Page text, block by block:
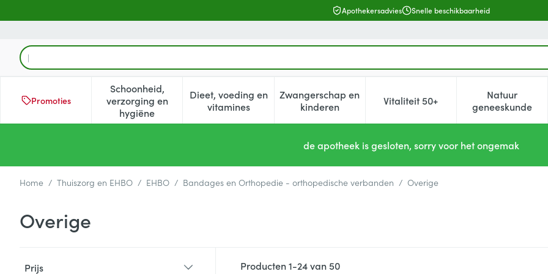
Apothekersadvies Snelle beschikbaarheid
Product, merk, categorie...
Promoties
Schoonheid,
verzorging en
hygiëne
Toon submenu voor Schoonheid, verzorging en hygiëne categorie
Dieet, voeding en
vitaminesToon submenu voor Dieet, voeding en vitamines categorie
Zwangerschap en
kinderenToon submenu voor Zwangerschap en kinderen
Vitaliteit 50+Toon submenu voor Vitaliteit
Natuur
geneeskunde
Toon
de apotheek is gesloten, sorry voor het ongemak
Home / Thuiszorg en EHBO / EHBO / Bandages en Orthopedie - orthopedische verbanden / Overige
Overige
Prijs
Producten1-24van50